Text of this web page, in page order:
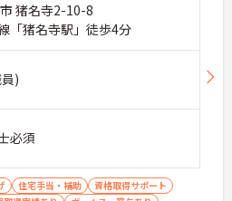
猪名寺2-10-8
「猪名寺駅」徒歩4分
)
必須
住宅手当・補助
資格取得サポート